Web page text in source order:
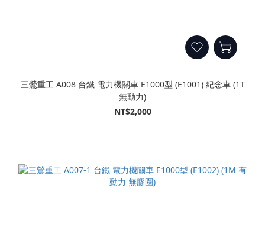
三鶯重工 A008 台鐵 電力機關車 E1000型 (E1001) 紀念車 (1T
無動力)
NT$2,000